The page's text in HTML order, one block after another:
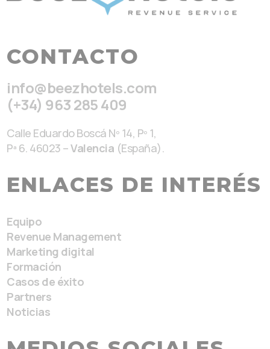
CONTACTO
info@beezhotels.com
(+34) 963 285 409
Calle Eduardo Boscá Nº 14, Pº 1,
Pª 6. 46023 –Valencia (España).
ENLACES DE INTERÉS
Equipo
Revenue Management
Marketing digital
Formación
Casos de éxito
Partners
Noticias